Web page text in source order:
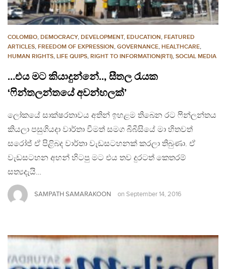
COLOMBO, DEMOCRACY, DEVELOPMENT, EDUCATION, FEATURED
ARTICLES, FREEDOM OF EXPRESSION, GOVERNANCE, HEALTHCARE,
HUMAN RIGHTS, LIFE QUIPS, RIGHT TO INFORMATION(RTI), SOCIAL MEDIA
…එය මට කියාදුන්නේ.., සීතල රැයක
‘ෆින්තලන්තයේ අවන්හලක්’
ලෝකයේ සාක්ෂරතාවය අතින් ඉහළම තිබෙන රට ෆින්ලන්තය
කියලා පසුගියදා වාර්තා වීමත් සමග බීබීසියේ මා හිතවත්
සරෝජ් ඒ පිළිබද වාර්තා වැඩසටහනක් කරලා තිබුණා. ඒ
වැඩසටහන අහන් හිටපු මට එය තව දුරටත් කෙතරම්
සත්‍යදැයි…
SAMPATH SAMARAKOON on September 14, 2016